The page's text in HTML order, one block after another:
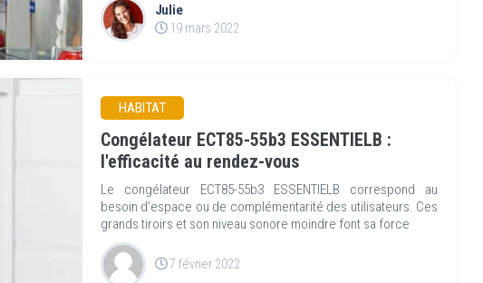
Julie
19 mars 2022
HABITAT
Congélateur ECT85-55b3 ESSENTIELB :
l'efficacité au rendez-vous
Le congélateur ECT85-55b3 ESSENTIELB correspond au
besoin d’espace ou de complémentarité des utilisateurs. Ces
grands tiroirs et son niveau sonore moindre font sa force
7 février 2022